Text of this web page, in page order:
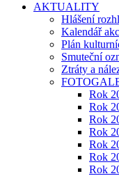
AKTUALITY
Hlášení
Kalendář
Plán
Smuteční
Ztráty a
Rok
Rok
Rok
Rok
Rok
Rok
Rok